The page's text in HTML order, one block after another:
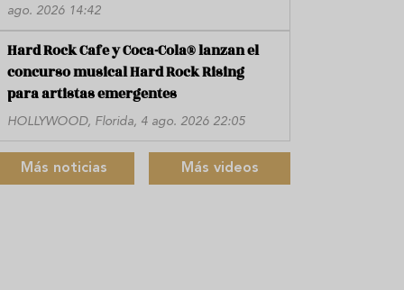
ago. 2026 14:42
Hard Rock Cafe y Coca-Cola® lanzan el
concurso musical Hard Rock Rising
para artistas emergentes
HOLLYWOOD, Florida, 4 ago. 2026 22:05
Más noticias Más videos